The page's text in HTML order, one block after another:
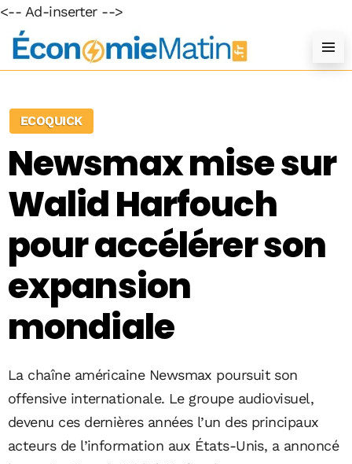
<-- Ad-inserter -->
ECOQUICK
Newsmax mise sur
Walid Harfouch
pour accélérer son
expansion
mondiale
La chaîne américaine Newsmax poursuit son
offensive internationale. Le groupe audiovisuel,
devenu ces dernières années l’un des principaux
acteurs de l’information aux États-Unis, a annoncé